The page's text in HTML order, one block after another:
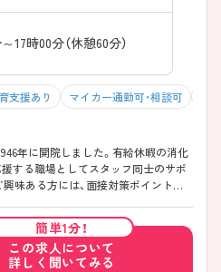
17時00分（休憩60分）
支援あり マイカー通勤可・相談可
年に開院しました。有給休暇の消化
する職場としてスタッフ同士のサポ
味ある方には、面接対策ポイントな
簡単1分！
この求人について
詳しく聞いてみる